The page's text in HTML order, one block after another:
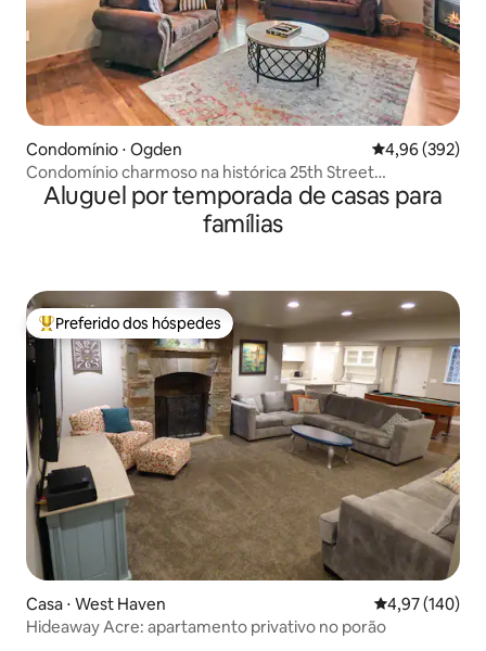
Condomínio ⋅ Ogden 4,96 de uma
4,96 (392)
Condomínio charmoso na histórica 25th Street
*Estacionamento
Aluguel por temporada de casas para
famílias
Entre os melhores preferidos dos hóspedes
Preferido dos hóspedes
Casa ⋅ West Haven 4,97 de uma
4,97 (140)
Hideaway Acre: apartamento privativo no porão